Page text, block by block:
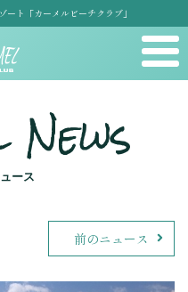
ト「カーメルビーチクラブ」
ース
前のニュース